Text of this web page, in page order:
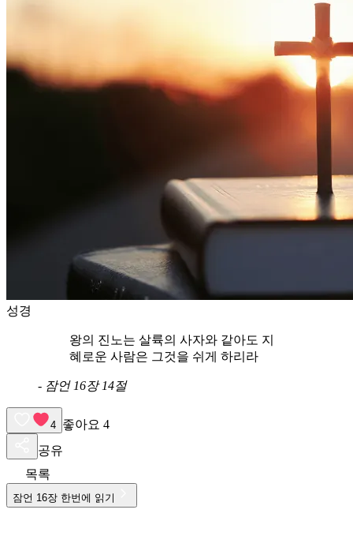
성경
왕의 진노는 살륙의 사자와 같아도 지
혜로운 사람은 그것을 쉬게 하리라
- 잠언 16장 14절
4 좋아요 4
공유
목록
잠언 16장 한번에 읽기